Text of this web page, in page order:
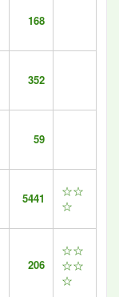
168
352
59
5441
☆☆
☆
206
☆☆
☆☆
☆